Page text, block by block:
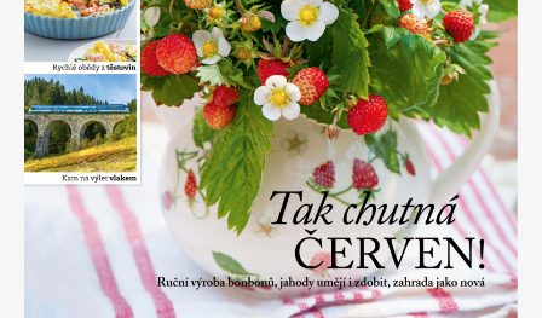
Svět ženy Marianne Venkov & styl